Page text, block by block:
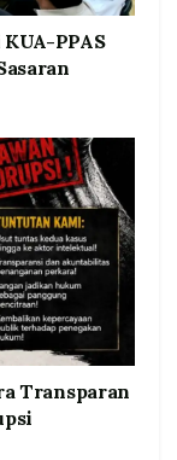
PPAS
Transparan